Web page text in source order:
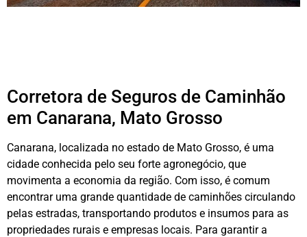
Corretora de Seguros de Caminhão
em Canarana, Mato Grosso
Canarana, localizada no estado de Mato Grosso, é uma
cidade conhecida pelo seu forte agronegócio, que
movimenta a economia da região. Com isso, é comum
encontrar uma grande quantidade de caminhões circulando
pelas estradas, transportando produtos e insumos para as
propriedades rurais e empresas locais. Para garantir a